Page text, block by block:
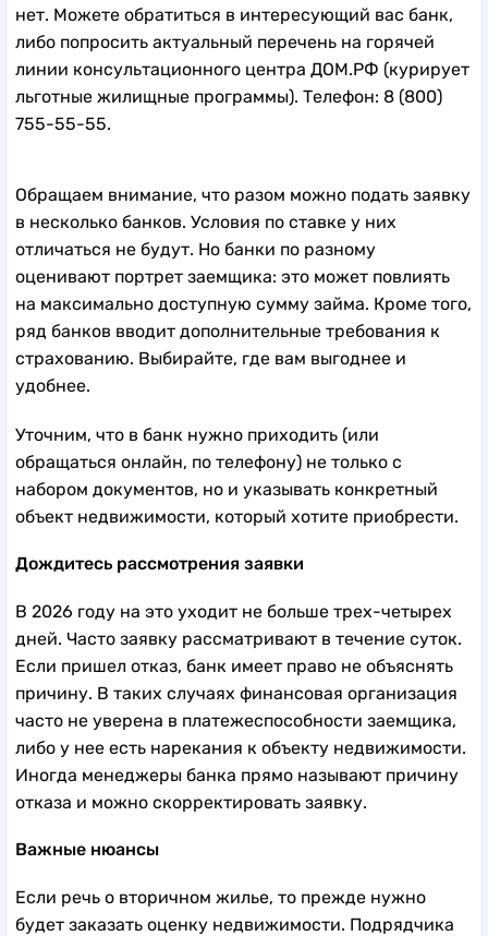
нет. Можете обратиться в интересующий вас банк,
либо попросить актуальный перечень на горячей
линии консультационного центра ДОМ.РФ (курирует
льготные жилищные программы). Телефон: 8 (800)
755-55-55.
Обращаем внимание, что разом можно подать заявку
в несколько банков. Условия по ставке у них
отличаться не будут. Но банки по разному
оценивают портрет заемщика: это может повлиять
на максимально доступную сумму займа. Кроме того,
ряд банков вводит дополнительные требования к
страхованию. Выбирайте, где вам выгоднее и
удобнее.
Уточним, что в банк нужно приходить (или
обращаться онлайн, по телефону) не только с
набором документов, но и указывать конкретный
объект недвижимости, который хотите приобрести.
Дождитесь рассмотрения заявки
В 2026 году на это уходит не больше трех-четырех
дней. Часто заявку рассматривают в течение суток.
Если пришел отказ, банк имеет право не объяснять
причину. В таких случаях финансовая организация
часто не уверена в платежеспособности заемщика,
либо у нее есть нарекания к объекту недвижимости.
Иногда менеджеры банка прямо называют причину
отказа и можно скорректировать заявку.
Важные нюансы
Если речь о вторичном жилье, то прежде нужно
будет заказать оценку недвижимости. Подрядчика